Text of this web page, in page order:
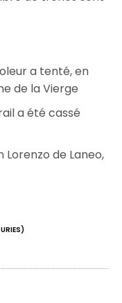
a tenté, en
de la Vierge
a été cassé
Lorenzo de Laneo,